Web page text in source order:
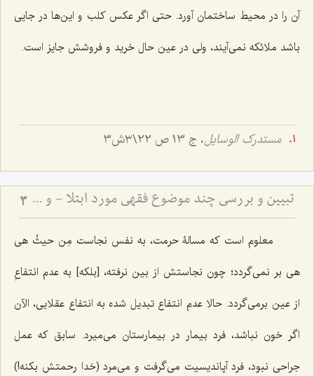
آن را در محیط ساختمان آورد. حتی اگر عکس کلب و این‌ها در جایی
باشد ملائکه نمی‌آیند، ولی در عین حال خرید و فروشش جایز است.
مستدرک الوسایل، ج 13 ص 22\۳ش3
تبیین و بررسی چند موضوع فقهی مورد ابتلا - و حرمت تعدی به حقوق انسان‌ها 3
معلوم است که مسالۀ حرمت، به نفس نجاست مِن حیثُ هی
هی بر نمی‌گردد؛ چون نجاستش از بین نرفته، [بلکه] به عدم انتفاعِ
از عین برمی‌گردد. حالا عدم انتفاع تبدیل شده به انتفاع عقلایی، الآن
اگر خون نباشد، فرد بیمار در بیمارستان می‌میرد. سابق که عمل
جراحی نبود، فرد آپاندیسیت می‌گرفت و می‌مرد (خدا رحمتش بکنه!)